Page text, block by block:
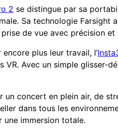
2 se distingue par sa
Sa technologie Farsight
de vue avec précision et
plus leur travail, l’
VR. Avec un simple glisser-
concert en plein air, de
dans tous les
une immersion totale.